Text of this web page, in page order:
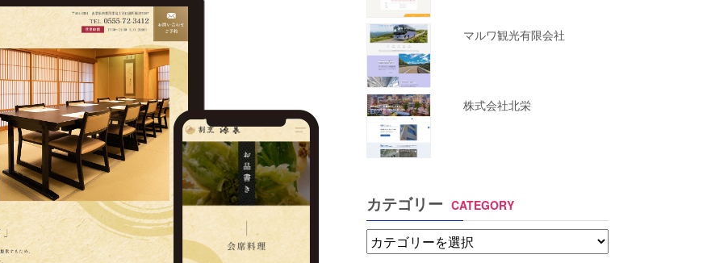
マルワ観光有限会社
株式会社北栄
カテゴリー CATEGORY